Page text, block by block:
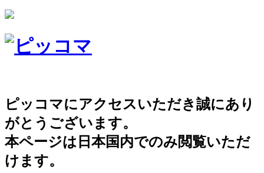
ピッコマにアクセスいただき誠にあり
がとうございます。
本ページは日本国内でのみ閲覧いただ
けます。